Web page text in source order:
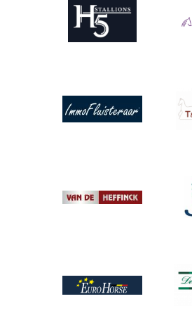
Afbeelding
Afbeelding
Afbeelding
Afbeelding